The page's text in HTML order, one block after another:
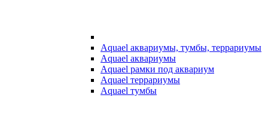
Aquael аквариумы, тумбы, террариумы
Aquael аквариумы
Aquael рамки под аквариум
Aquael террариумы
Aquael тумбы